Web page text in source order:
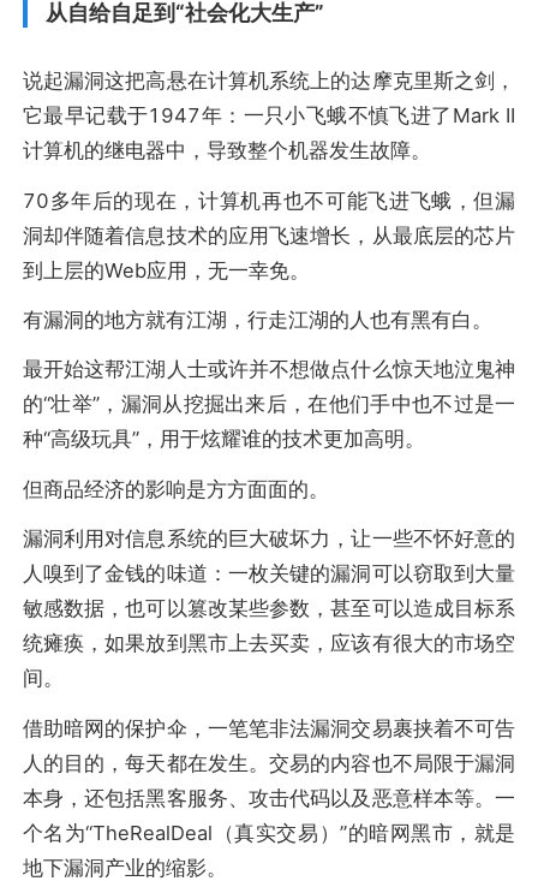
从自给自足到“社会化大生产”
说起漏洞这把高悬在计算机系统上的达摩克里斯之剑，
它最早记载于1947年：一只小飞蛾不慎飞进了Mark II
计算机的继电器中，导致整个机器发生故障。
70多年后的现在，计算机再也不可能飞进飞蛾，但漏
洞却伴随着信息技术的应用飞速增长，从最底层的芯片
到上层的Web应用，无一幸免。
有漏洞的地方就有江湖，行走江湖的人也有黑有白。
最开始这帮江湖人士或许并不想做点什么惊天地泣鬼神
的“壮举”，漏洞从挖掘出来后，在他们手中也不过是一
种“高级玩具”，用于炫耀谁的技术更加高明。
但商品经济的影响是方方面面的。
漏洞利用对信息系统的巨大破坏力，让一些不怀好意的
人嗅到了金钱的味道：一枚关键的漏洞可以窃取到大量
敏感数据，也可以篡改某些参数，甚至可以造成目标系
统瘫痪，如果放到黑市上去买卖，应该有很大的市场空
间。
借助暗网的保护伞，一笔笔非法漏洞交易裹挟着不可告
人的目的，每天都在发生。交易的内容也不局限于漏洞
本身，还包括黑客服务、攻击代码以及恶意样本等。一
个名为“TheRealDeal（真实交易）”的暗网黑市，就是
地下漏洞产业的缩影。